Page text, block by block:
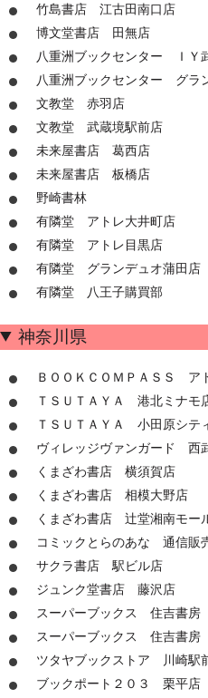
竹島書店 江古田南口店
博文堂書店 田無店
八重洲ブックセンター ＩＹ
八重洲ブックセンター グラ
文教堂 赤羽店
文教堂 武蔵境駅前店
未来屋書店 葛西店
未来屋書店 板橋店
野崎書林
有隣堂 アトレ大井町店
有隣堂 アトレ目黒店
有隣堂 グランデュオ蒲田店
有隣堂 八王子購買部
神奈川県
ＢＯＯＫＣＯＭＰＡＳＳ ア
ＴＳＵＴＡＹＡ 港北ミナモ
ＴＳＵＴＡＹＡ 小田原シテ
ヴィレッジヴァンガード 西
くまざわ書店 横須賀店
くまざわ書店 相模大野店
くまざわ書店 辻堂湘南モー
コミックとらのあな 通信販
サクラ書店 駅ビル店
ジュンク堂書店 藤沢店
スーパーブックス 住吉書
スーパーブックス 住吉書
ツタヤブックストア 川崎駅
ブックポート２０３ 栗平店